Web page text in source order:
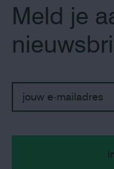
Meld je